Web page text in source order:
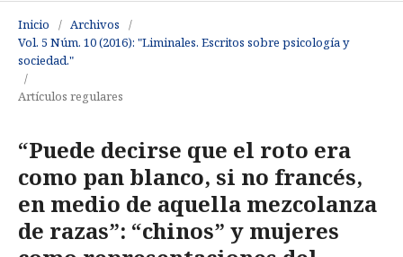
Inicio / Archivos
/
Vol. 5 Núm. 10 (2016): "Liminales. Escritos sobre psicología y
sociedad."
/
Artículos regulares
“Puede decirse que el roto era
como pan blanco, si no francés,
en medio de aquella mezcolanza
de razas”: “chinos” y mujeres